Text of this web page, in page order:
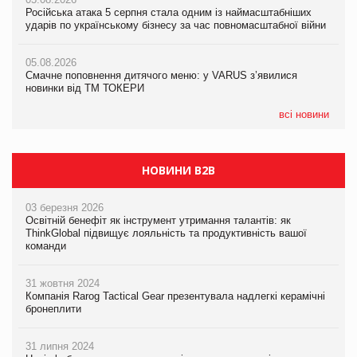
Російська атака 5 серпня стала одним із наймасштабніших
ударів по українському бізнесу за час повномасштабної війни
05.08.2026
Смачне поповнення дитячого меню: у VARUS з’явилися
новинки від ТМ ТОКЕРИ
всі новини
Сергій Лісунов про заморожені хлібобулочні вироби на
PrivateLabel&FMCG Master 2026
04.08.2026
Через атаку РФ у Дніпрі пошкоджено склад шоколаду
Millennium
НОВИНИ B2B
03 березня 2026
Освітній бенефіт як інструмент утримання талантів: як
ThinkGlobal підвищує лояльність та продуктивність вашої
команди
31 жовтня 2024
Компанія Rarog Tactical Gear презентувала надлегкі керамічні
бронеплити
31 липня 2024